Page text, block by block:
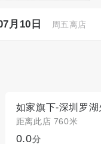
月10日 周五离店
距离此店 760米
0.0分